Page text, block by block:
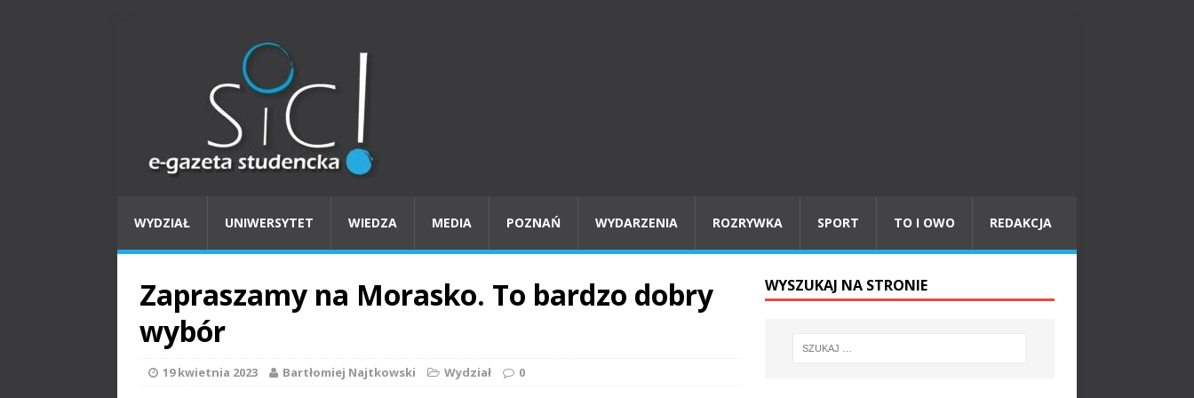
WYDZIAŁ UNIWERSYTET WIEDZA MEDIA POZNAŃ WYDARZENIA ROZRYWKA SPORT TO I OWO REDAKCJA
Zapraszamy na Morasko. To bardzo dobry
wybór
19 kwietnia 2023 Bartłomiej Najtkowski Wydział 0
WYSZUKAJ NA STRONIE